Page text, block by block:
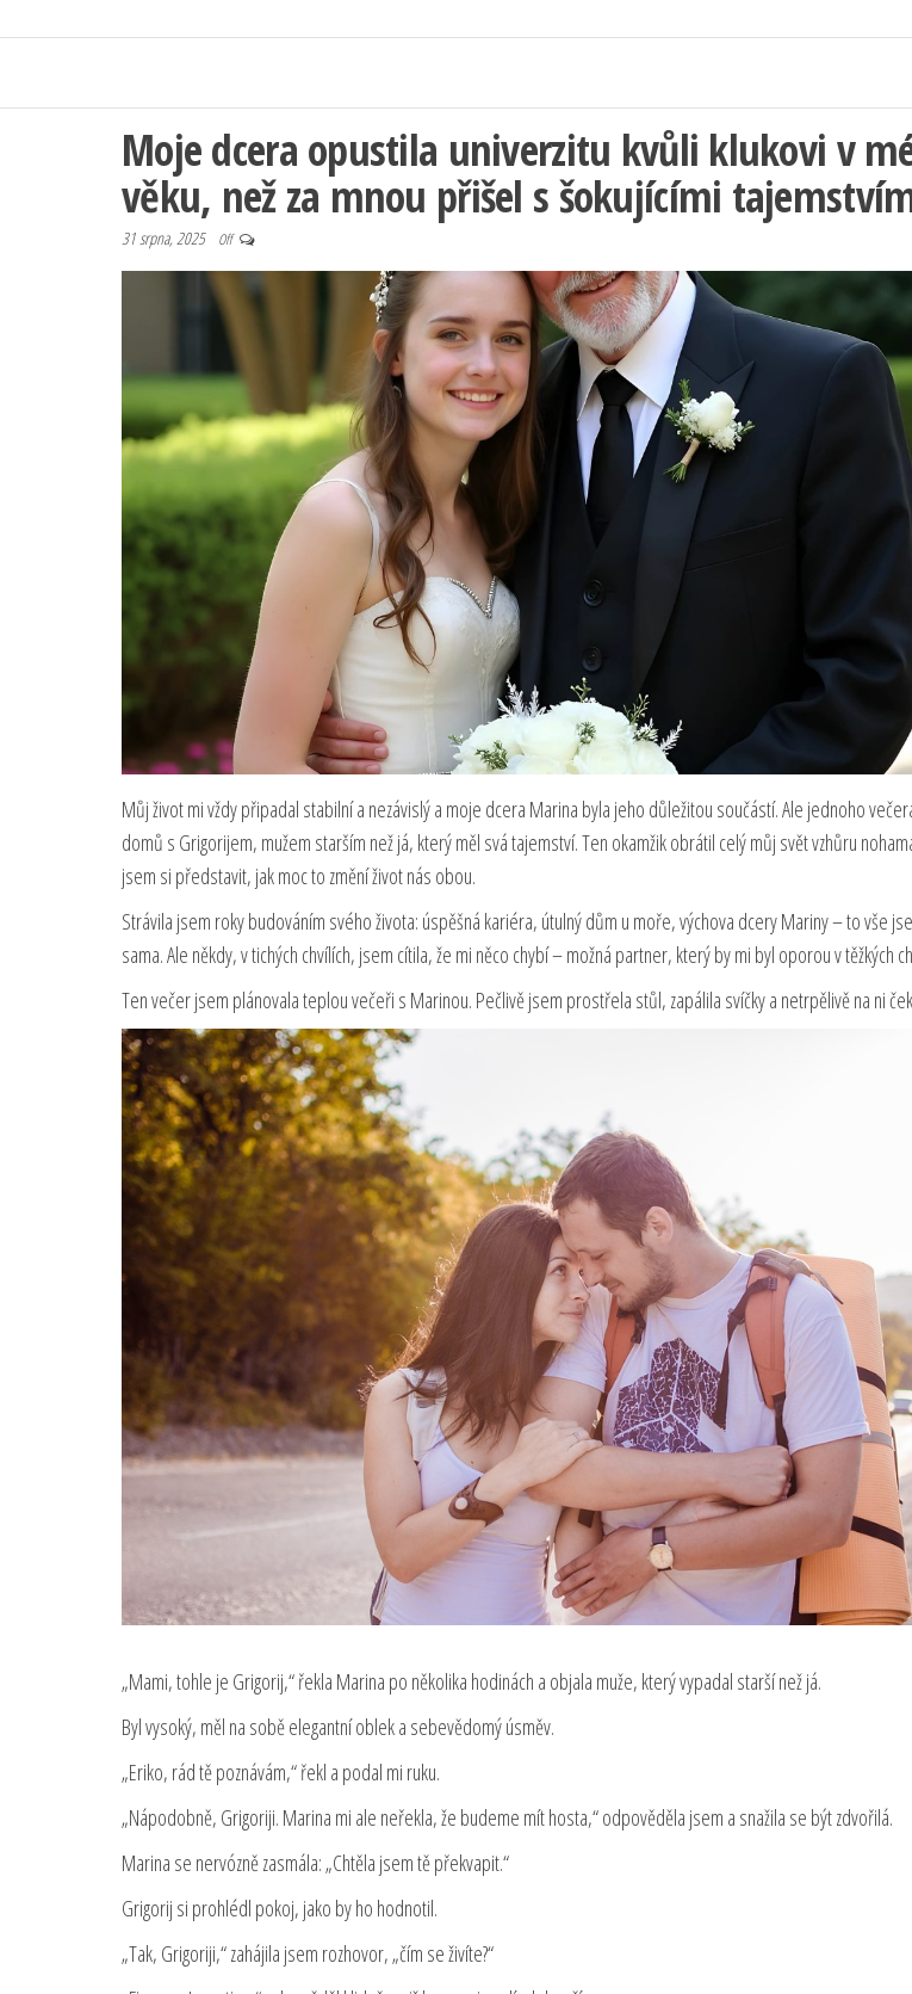
Moje dcera opustila univerzitu kvůli klukovi v
věku, než za mnou přišel s šokujícími
31 srpna, 2025 Off
Můj život mi vždy připadal stabilní a nezávislý a moje dcera Marina byla jeho důležitou součástí. Ale jednoho
domů s Grigorijem, mužem starším než já, který měl svá tajemství. Ten okamžik obrátil celý můj svět vzhůru
jsem si představit, jak moc to změní život nás obou.
Strávila jsem roky budováním svého života: úspěšná kariéra, útulný dům u moře, výchova dcery Mariny – to vše
sama. Ale někdy, v tichých chvílích, jsem cítila, že mi něco chybí – možná partner, který by mi byl oporou v těžkých
Ten večer jsem plánovala teplou večeři s Marinou. Pečlivě jsem prostřela stůl, zapálila svíčky a netrpělivě na ni
„Mami, tohle je Grigorij,“ řekla Marina po několika hodinách a objala muže, který vypadal starší než já.
Byl vysoký, měl na sobě elegantní oblek a sebevědomý úsměv.
„Eriko, rád tě poznávám,“ řekl a podal mi ruku.
„Nápodobně, Grigoriji. Marina mi ale neřekla, že budeme mít hosta,“ odpověděla jsem a snažila se být zdvořilá.
Marina se nervózně zasmála: „Chtěla jsem tě překvapit.“
Grigorij si prohlédl pokoj, jako by ho hodnotil.
„Tak, Grigoriji,“ zahájila jsem rozhovor, „čím se živíte?“